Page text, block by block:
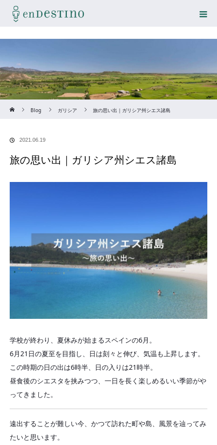
Blog
ガリシア 旅の思い出｜ガリシア州シエス諸島
2021.06.19
旅の思い出｜ガリシア州シエス諸島
学校が終わり、夏休みが始まるスペインの6月。
6月21日の夏至を目指し、日は刻々と伸び、気温も上昇します。
この時期の日の出は6時半、日の入りは21時半。
昼食後のシエスタを挟みつつ、一日を長く楽しめるいい季節がや
ってきました。
遠出することが難しい今、かつて訪れた町や島、風景を辿ってみ
たいと思います。